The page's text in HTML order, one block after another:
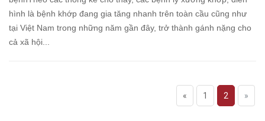
hình là bệnh khớp đang gia tăng nhanh trên toàn cầu cũng như
tại Việt Nam trong những năm gần đây, trở thành gánh nặng cho
cả xã hội...
« 1 2 »